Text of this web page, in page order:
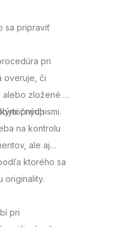
sa pripraviť
pri
overuje, či
alebo zložené z
predpismi.
na kontrolu
ale aj
ktorého sa
originality.
pri